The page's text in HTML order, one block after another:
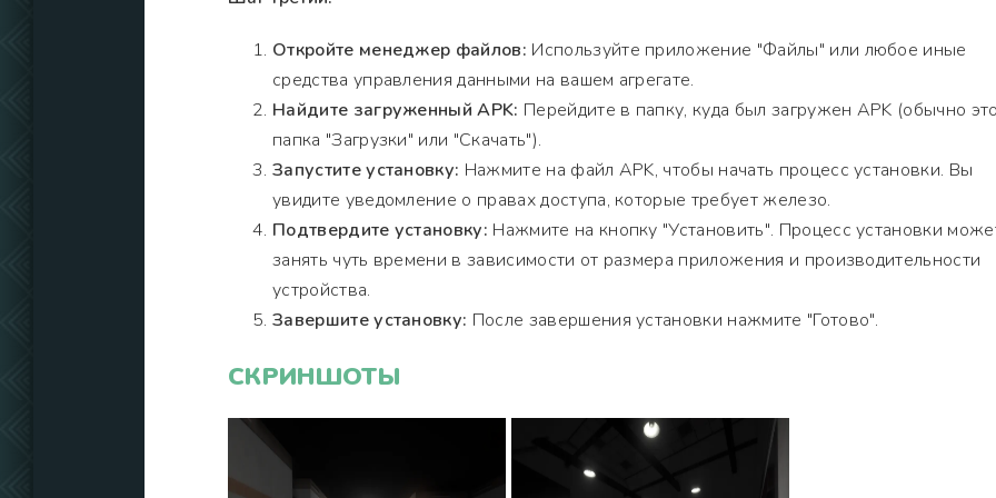
Откройте менеджер файлов: Используйте приложение "Файлы" или любое иные
средства управления данными на вашем агрегате.
Найдите загруженный APK: Перейдите в папку, куда был загружен APK (обычно
папка "Загрузки" или "Скачать").
Запустите установку: Нажмите на файл APK, чтобы начать процесс установки. Вы
увидите уведомление о правах доступа, которые требует железо.
Подтвердите установку: Нажмите на кнопку "Установить". Процесс установки
занять чуть времени в зависимости от размера приложения и производительности
устройства.
Завершите установку: После завершения установки нажмите "Готово".
СКРИНШОТЫ